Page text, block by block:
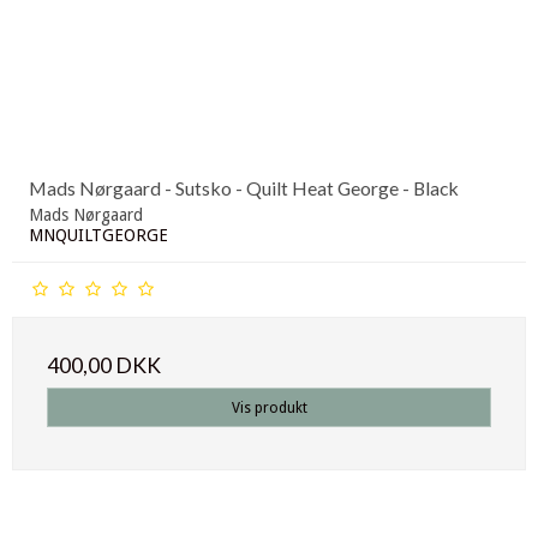
Mads Nørgaard - Sutsko - Quilt Heat George - Black
Mads Nørgaard
MNQUILTGEORGE
400,00 DKK
Vis produkt